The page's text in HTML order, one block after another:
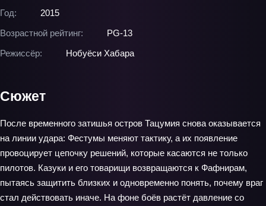
Год:
2015
Возрастной рейтинг:
PG-13
Режиссёр:
Нобуёси Хабара
Сюжет
После временного затишья остров Тацумия снова оказывается
на линии удара: Фестумы меняют тактику, а их появление
провоцирует цепочку решений, которые касаются не только
пилотов. Казуки и его товарищи возвращаются к Фафнирам,
пытаясь защитить близких и одновременно понять, почему враг
стал действовать иначе. На фоне боёв растёт давление со